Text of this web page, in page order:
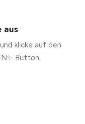
aus
klicke auf den
Button.